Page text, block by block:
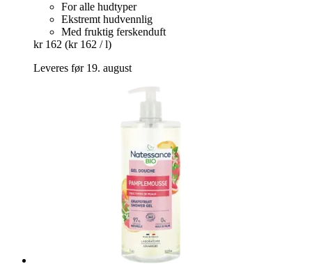
For alle hudtyper
Ekstremt hudvennlig
Med fruktig ferskenduft
kr 162 (kr 162 / l)
Leveres før 19. august